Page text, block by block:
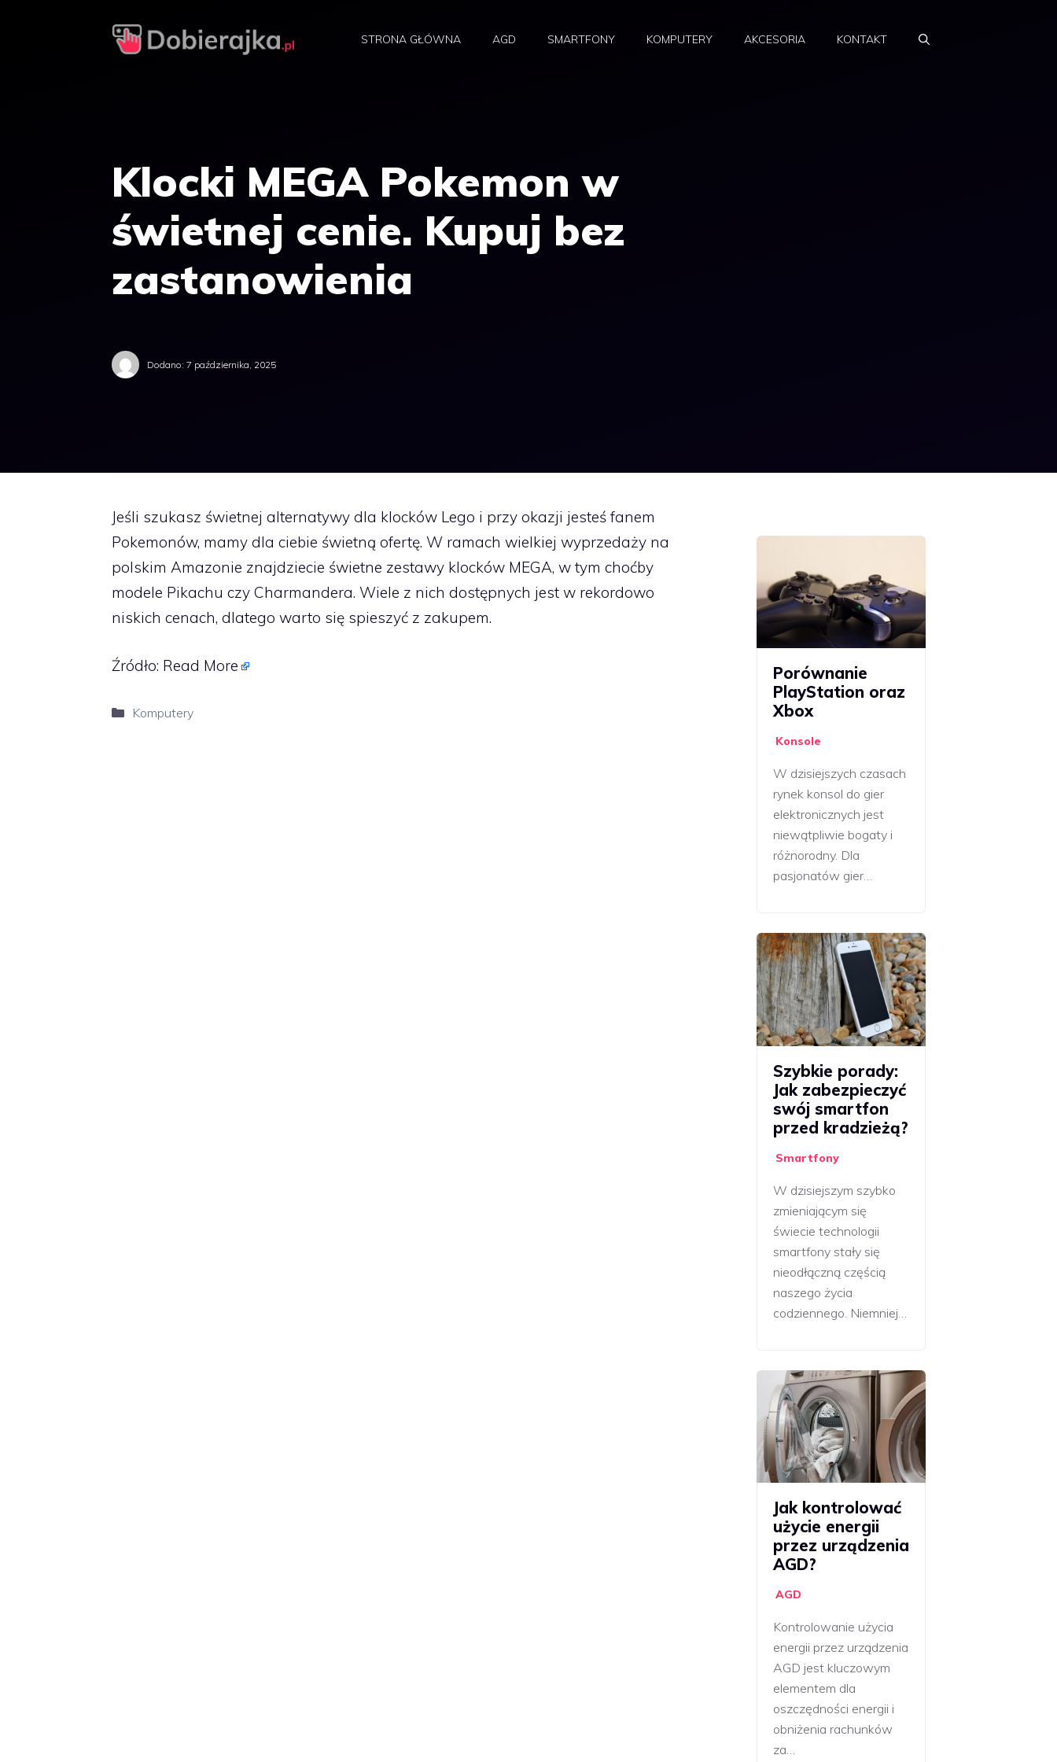
STRONA GŁÓWNA AGD SMARTFONY KOMPUTERY AKCESORIA KONTAKT
Klocki MEGA Pokemon w
świetnej cenie. Kupuj bez
zastanowienia
Dodano: 7 października, 2025
Jeśli szukasz świetnej alternatywy dla klocków Lego i przy okazji jesteś fanem
Pokemonów, mamy dla ciebie świetną ofertę. W ramach wielkiej wyprzedaży na
polskim Amazonie znajdziecie świetne zestawy klocków MEGA, w tym choćby
modele Pikachu czy Charmandera. Wiele z nich dostępnych jest w rekordowo
niskich cenach, dlatego warto się spieszyć z zakupem.
Źródło: Read More
Kategorie
Komputery
Porównanie
PlayStation oraz
Xbox
Konsole
W dzisiejszych czasach
rynek konsol do gier
elektronicznych jest
niewątpliwie bogaty i
różnorodny. Dla
pasjonatów gier…
Szybkie porady:
Jak zabezpieczyć
swój smartfon
przed kradzieżą?
Smartfony
W dzisiejszym szybko
zmieniającym się
świecie technologii
smartfony stały się
nieodłączną częścią
naszego życia
codziennego. Niemniej…
Jak kontrolować
użycie energii
przez urządzenia
AGD?
AGD
Kontrolowanie użycia
energii przez urządzenia
AGD jest kluczowym
elementem dla
oszczędności energii i
obniżenia rachunków
za…